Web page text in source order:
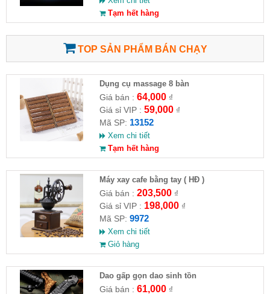
Tạm hết hàng
TOP SẢN PHẨM BÁN CHẠY
Dụng cụ massage 8 bàn
Giá bán : 64,000₫
Giá sỉ VIP : 59,000₫
Mã SP: 13152
Xem chi tiết
Tạm hết hàng
Máy xay cafe bằng tay ( HĐ )
Giá bán : 203,500₫
Giá sỉ VIP : 198,000₫
Mã SP: 9972
Xem chi tiết
Giỏ hàng
Dao gấp gọn dao sinh tồn
Giá bán : 61,000₫